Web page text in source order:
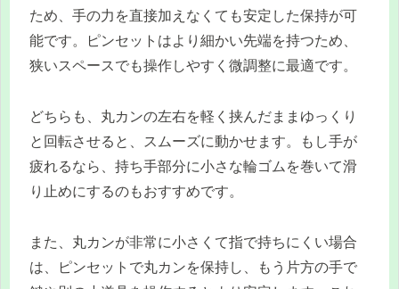
ため、手の力を直接加えなくても安定した保持が可
能です。ピンセットはより細かい先端を持つため、
狭いスペースでも操作しやすく微調整に最適です。
どちらも、丸カンの左右を軽く挟んだままゆっくり
と回転させると、スムーズに動かせます。もし手が
疲れるなら、持ち手部分に小さな輪ゴムを巻いて滑
り止めにするのもおすすめです。
また、丸カンが非常に小さくて指で持ちにくい場合
は、ピンセットで丸カンを保持し、もう片方の手で